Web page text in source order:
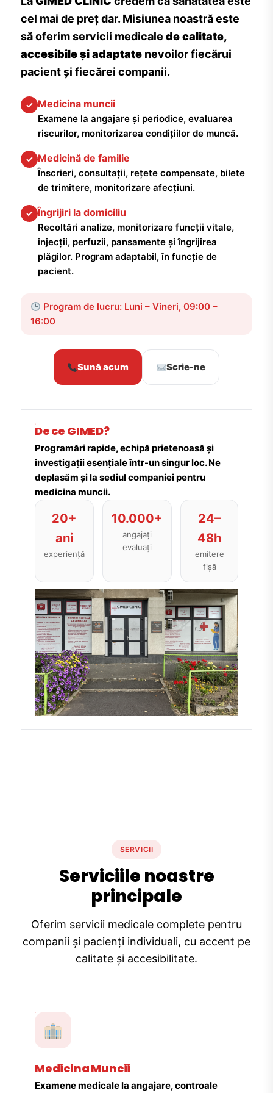
cel mai de preț dar. Misiunea noastră este
să oferim servicii medicale de calitate,
accesibile și adaptate nevoilor fiecărui
pacient și fiecărei companii.
✓ Medicina muncii
Examene la angajare și periodice, evaluarea
riscurilor, monitorizarea condițiilor de muncă.
✓ Medicină de familie
Înscrieri, consultații, rețete compensate, bilete
de trimitere, monitorizare afecțiuni.
✓ Îngrijiri la domiciliu
Recoltări analize, monitorizare funcții vitale,
injecții, perfuzii, pansamente și îngrijirea
plăgilor. Program adaptabil, în funcție de
pacient.
Program de lucru: Luni – Vineri, 09:00 –
16:00
Sună acum Scrie-ne
De ce GIMED?
Programări rapide, echipă prietenoasă și
investigații esențiale într-un singur loc. Ne
deplasăm și la sediul companiei pentru
medicina muncii.
20+
ani
experiență
10.000+
angajați
evaluați
24–
48h
emitere
fișă
SERVICII
Serviciile noastre
principale
Oferim servicii medicale complete pentru
companii și pacienți individuali, cu accent pe
calitate și accesibilitate.
Medicina Muncii
Examene medicale la angajare, controale